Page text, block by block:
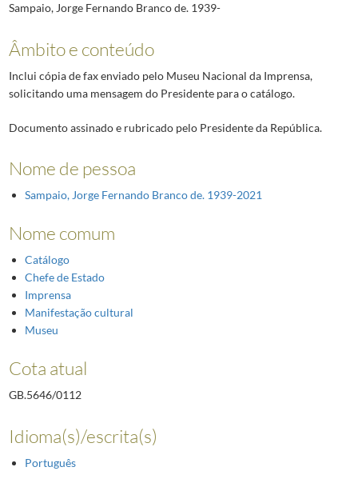
Sampaio, Jorge Fernando Branco de. 1939-
Âmbito e conteúdo
Inclui cópia de fax enviado pelo Museu Nacional da Imprensa,
solicitando uma mensagem do Presidente para o catálogo.
Documento assinado e rubricado pelo Presidente da República.
Nome de pessoa
Sampaio, Jorge Fernando Branco de. 1939-2021
Nome comum
Catálogo
Chefe de Estado
Imprensa
Manifestação cultural
Museu
Cota atual
GB.5646/0112
Idioma(s)/escrita(s)
Português